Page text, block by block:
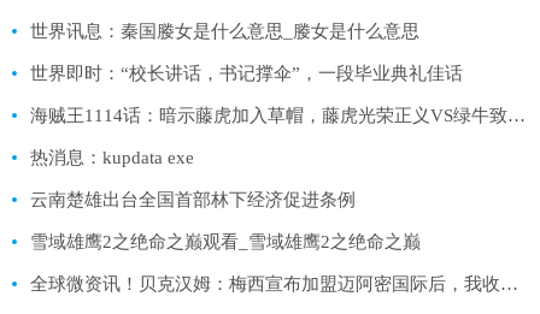
世界讯息：秦国媵女是什么意思_媵女是什么意思
世界即时：“校长讲话，书记撑伞”，一段毕业典礼佳话
海贼王1114话：暗示藤虎加入草帽，藤虎光荣正义VS绿牛致命正义-世界信息
热消息：kupdata exe
云南楚雄出台全国首部林下经济促进条例
雪域雄鹰2之绝命之巅观看_雪域雄鹰2之绝命之巅
全球微资讯！贝克汉姆：梅西宣布加盟迈阿密国际后，我收到了100万条信息